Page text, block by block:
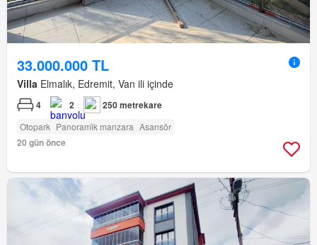
33.000.000 TL
Villa Elmalık, Edremit, Van ili içinde
4 2 250 metrekare
Otopark Panorami̇k manzara Asansör
20 gün önce